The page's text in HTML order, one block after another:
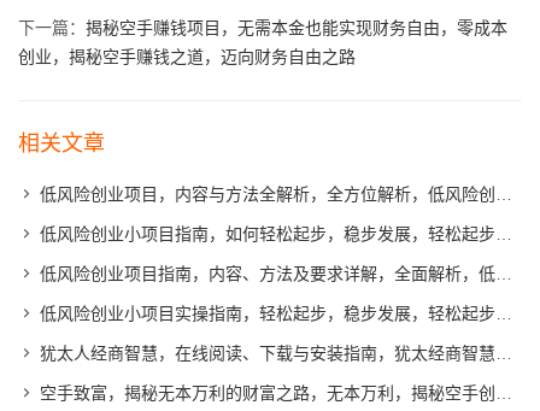
下一篇： 揭秘空手赚钱项目，无需本金也能实现财务自由，零成本
创业，揭秘空手赚钱之道，迈向财务自由之路
相关文章
低风险创业项目，内容与方法全解析，全方位解析，低风险创业项目实操指南
低风险创业小项目指南，如何轻松起步，稳步发展，轻松起步，稳步发展，低风险创业小项目实操指南
低风险创业项目指南，内容、方法及要求详解，全面解析，低风险创业项目实操指南
低风险创业小项目实操指南，轻松起步，稳步发展，轻松起步，稳步发展，低风险创业小项目实操宝典
犹太人经商智慧，在线阅读、下载与安装指南，犹太经商智慧宝典，在线阅读与实操指南
空手致富，揭秘无本万利的财富之路，无本万利，揭秘空手创业的财富奥秘